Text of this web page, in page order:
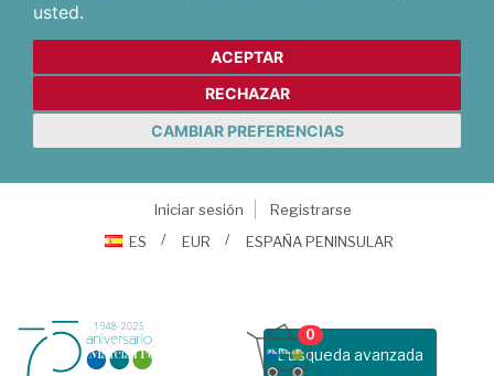
usted.
ACEPTAR
RECHAZAR
CAMBIAR PREFERENCIAS
Iniciar sesión
Registrarse
ES
EUR ESPAÑA PENINSULAR
Busqueda avanzada
0